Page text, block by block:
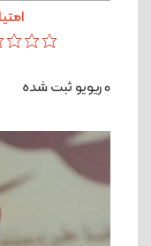
0ریویو ثبت شده